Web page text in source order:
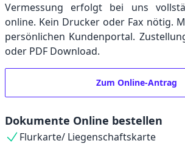
Vermessung erfolgt bei uns
online. Kein Drucker oder Fax nötig.
persönlichen Kundenportal.
oder PDF Download.
Zum Online-Antrag
Dokumente Online bestellen
Flurkarte/ Liegenschaftskarte